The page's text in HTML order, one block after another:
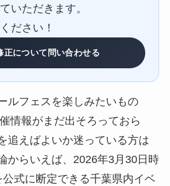
いただきます。
ださい！
正について問い合わせる
ルフェスを楽しみたいもの
情報がまだ出そろっておら
追えばよいか迷っている方は
からいえば、2026年3月30日時
式に断定できる千葉県内イベ